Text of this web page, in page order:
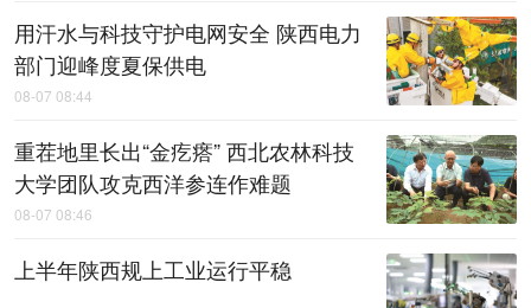
用汗水与科技守护电网安全 陕西电力
部门迎峰度夏保供电
08-07 08:44
重茬地里长出“金疙瘩” 西北农林科技
大学团队攻克西洋参连作难题
08-07 08:46
上半年陕西规上工业运行平稳